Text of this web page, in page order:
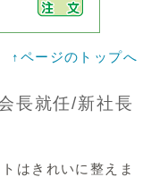
↑ページのトップへ
長就任/新社長
はきれいに整えま